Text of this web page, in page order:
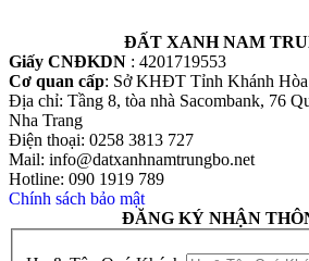
ĐẤT XANH NAM
Giấy CNĐKDN : 4201719553
Cơ quan cấp: Sở KHĐT Tỉnh Khánh Hòa
Địa chỉ: Tầng 8, tòa nhà Sacombank, 76
Nha Trang
Điện thoại: 0258 3813 727
Mail: info@datxanhnamtrungbo.net
Hotline: 090 1919 789
Chính sách bảo mật
ĐĂNG KÝ NHẬN